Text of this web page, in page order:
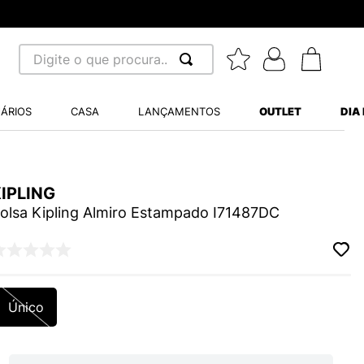
Digite o que procura...
CASA LANÇAMENTOS OUTLET DIA
Kipling Almiro Estampado I71487DC
Único
BALANCE 530
VANS ULTRARANGE